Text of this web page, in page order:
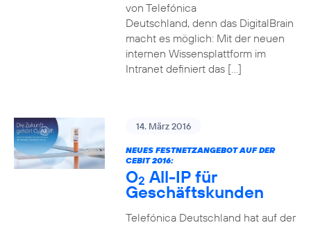
von Telefónica
Deutschland, denn das DigitalBrain
macht es möglich: Mit der neuen
internen Wissensplattform im
Intranet definiert das […]
14. März 2016
NEUES FESTNETZANGEBOT AUF DER
CEBIT 2016:
O2 All-IP für
Geschäftskunden
Telefónica Deutschland hat auf der